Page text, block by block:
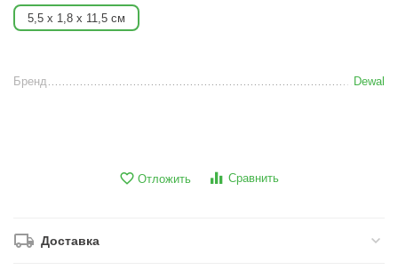
5,5 x 1,8 x 11,5 см
Бренд Dewal
Отложить Сравнить
Доставка